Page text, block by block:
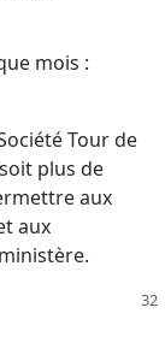
mois :
Tour de
plus de
aux
aux